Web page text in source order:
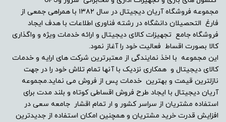
مجموعه فروشگاه آریان دیجیتال در سال ۱۳۸۲ با همراهی جمعی از
فارغ التحصیلان دانشگاه در رشته فناوری اطلاعات با هدف ایجاد
فروشگاه جامع تجهیزات کالای دیجیتال و ارائه خدمات ویژه و واگذاری
کالا بصورت اقساط فعالیت خود را آغاز نمود.
این مجموعه با اخذ نمایندگی از معتبرترین شرکت های ارایه و خدمات
کالای دیجیتال و همکاری نزدیک با آنها تمام تلاش خود را در جهت
نازلترین قیمت و بهترین خدمات پس از فروش می نماید.مجموعه
آریان دیجیتال با ایجاد طرح فروش اقساطی کوتاه و بلند مدت برای
استفاده مشتریان از سراسر کشور و ار تمام اقشار جامعه سعی در
افزایش قدرت خرید مشتریان و همچنین امکان استفاده از جدیدترین